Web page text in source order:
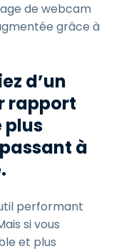
de webcam
grâce à
d’un
rapport
plus
à
performant
si vous
et plus